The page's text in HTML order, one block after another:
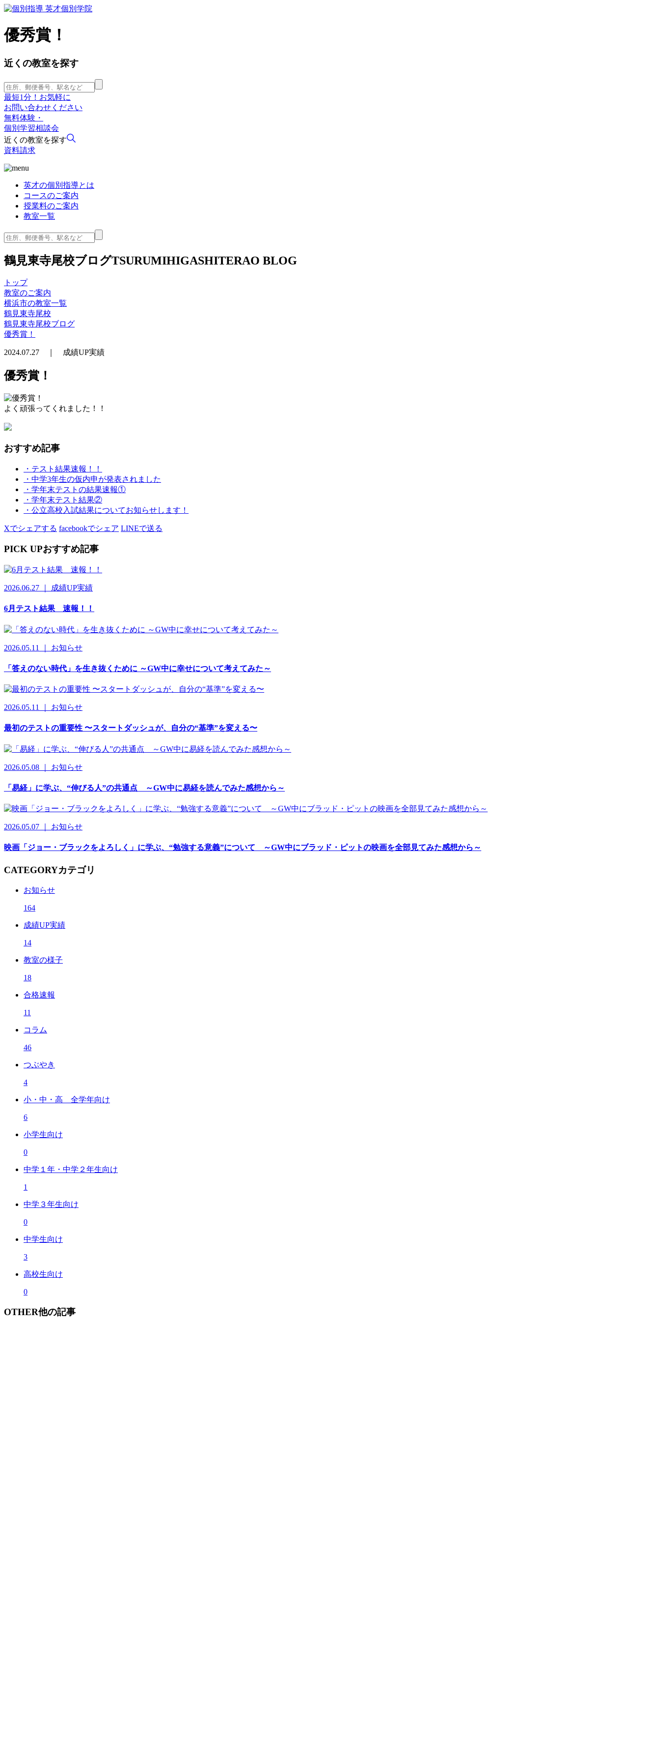
優秀賞！
近くの教室を探す
最短1分！お気軽に
お問い合わせください
無料体験・
個別学習相談会
近くの教室を探す
資料請求
英才の個別指導とは
コースのご案内
授業料のご案内
教室一覧
鶴見東寺尾校ブログTSURUMIHIGASHITERAO BLOG
トップ
教室のご案内
横浜市の教室一覧
鶴見東寺尾校
鶴見東寺尾校ブログ
優秀賞！
2024.07.27 ｜ 成績UP実績
優秀賞！
よく頑張ってくれました！！
おすすめ記事
・テスト結果速報！！
・中学3年生の仮内申が発表されました
・学年末テストの結果速報①
・学年末テスト結果②
・公立高校入試結果についてお知らせします！
Xでシェアする facebookでシェア LINEで送る
PICK UPおすすめ記事
2026.06.27 ｜ 成績UP実績
6月テスト結果 速報！！
2026.05.11 ｜ お知らせ
「答えのない時代」を生き抜くために ～GW中に幸せについて考えてみた～
2026.05.11 ｜ お知らせ
最初のテストの重要性 〜スタートダッシュが、自分の“基準”を変える〜
2026.05.08 ｜ お知らせ
「易経」に学ぶ、“伸びる人”の共通点 ～GW中に易経を読んでみた感想から～
2026.05.07 ｜ お知らせ
映画「ジョー・ブラックをよろしく」に学ぶ、“勉強する意義”について ～GW中にブラッド・ピットの映画を全部見てみた感想から～
CATEGORYカテゴリ
お知らせ
164
成績UP実績
14
教室の様子
18
合格速報
11
コラム
46
つぶやき
4
小・中・高 全学年向け
6
小学生向け
0
中学１年・中学２年生向け
1
中学３年生向け
0
中学生向け
3
高校生向け
0
OTHER他の記事